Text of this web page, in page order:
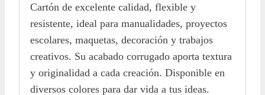
Cartón de excelente calidad, flexible y
resistente, ideal para manualidades, proyectos
escolares, maquetas, decoración y trabajos
creativos. Su acabado corrugado aporta textura
y originalidad a cada creación. Disponible en
diversos colores para dar vida a tus ideas.